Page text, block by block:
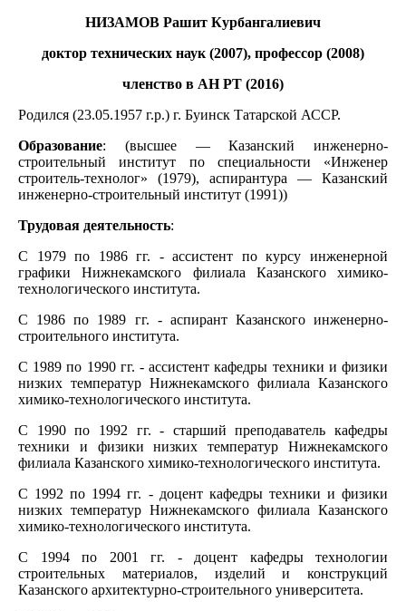
НИЗАМОВ Рашит Курбангалиевич
доктор технических наук (2007), профессор (2008)
членство в АН РТ (2016)
Родился (23.05.1957 г.р.) г. Буинск Татарской АССР.
Образование: (высшее — Казанский инженерно-
строительный институт по специальности «Инженер
строитель-технолог» (1979), аспирантура — Казанский
инженерно-строительный институт (1991))
Трудовая деятельность:
С 1979 по 1986 гг. - ассистент по курсу инженерной
графики Нижнекамского филиала Казанского химико-
технологического института.
С 1986 по 1989 гг. - аспирант Казанского инженерно-
строительного института.
С 1989 по 1990 гг. - ассистент кафедры техники и физики
низких температур Нижнекамского филиала Казанского
химико-технологического института.
С 1990 по 1992 гг. - старший преподаватель кафедры
техники и физики низких температур Нижнекамского
филиала Казанского химико-технологического института.
С 1992 по 1994 гг. - доцент кафедры техники и физики
низких температур Нижнекамского филиала Казанского
химико-технологического института.
С 1994 по 2001 гг. - доцент кафедры технологии
строительных материалов, изделий и конструкций
Казанского архитектурно-строительного университета.